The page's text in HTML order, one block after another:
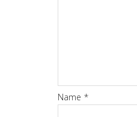
Name *